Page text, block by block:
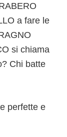
a fare le
si chiama
Chi batte
perfette e